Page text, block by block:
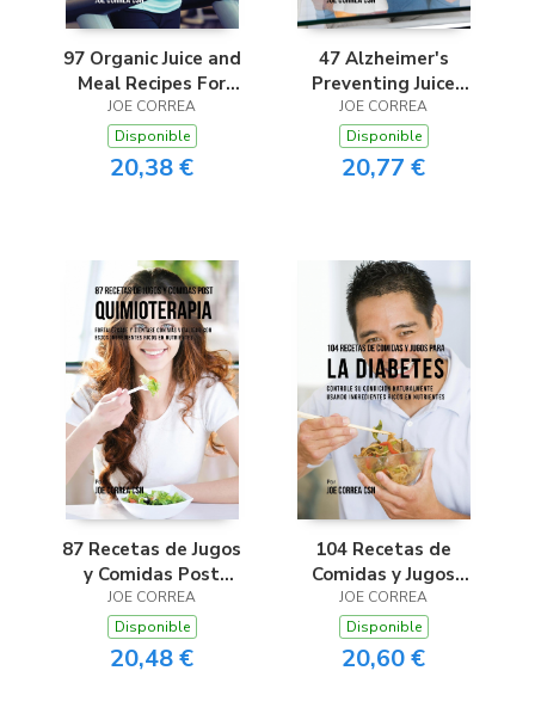
97 Organic Juice and
Meal Recipes For
People Who Suffer
From Heart Disease
JOE CORREA
Disponible
20,38 €
47 Alzheimer's
Preventing Juice
Recipes
JOE CORREA
Disponible
20,77 €
87 Recetas de Jugos
y Comidas Post
Quimioterapia
JOE CORREA
Disponible
20,48 €
104 Recetas de
Comidas y Jugos
Para la Diabetes
JOE CORREA
Disponible
20,60 €